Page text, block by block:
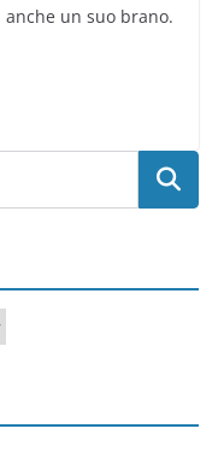
anche un suo brano.